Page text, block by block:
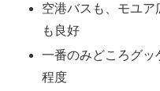
空港バスも、モユア
も良好
一番のみどころグッ
程度